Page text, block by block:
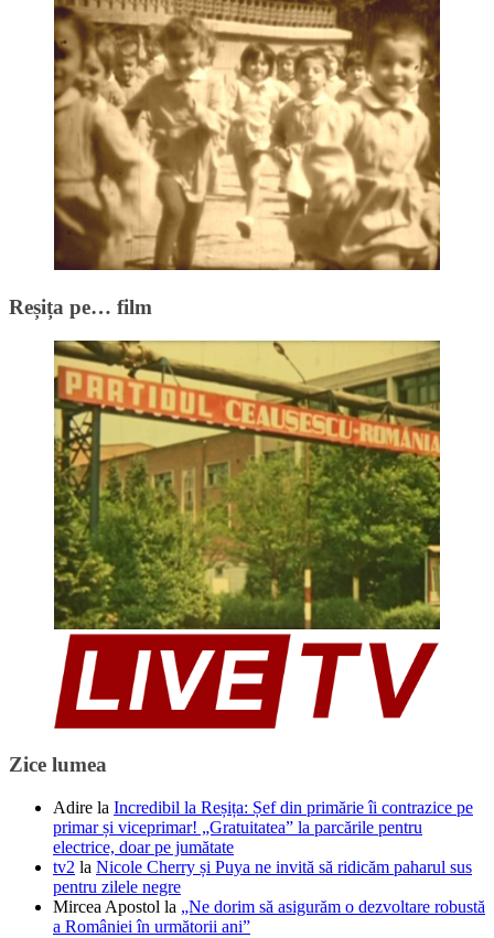
Reșița pe… film
Zice lumea
Adire la Incredibil la Reșița: Șef din primărie îi contrazice pe
primar și viceprimar! „Gratuitatea” la parcările pentru
electrice, doar pe jumătate
tv2 la Nicole Cherry și Puya ne invită să ridicăm paharul sus
pentru zilele negre
Mircea Apostol la „Ne dorim să asigurăm o dezvoltare robustă
a României în următorii ani”